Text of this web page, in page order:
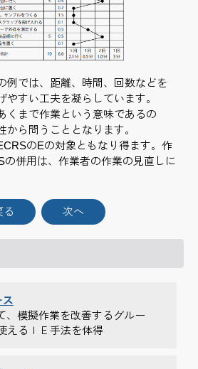
例では、距離、時間、回数などを
やすい工夫を凝らしています。
くまで作業という意味であるの
から問うこととなります。
のEの対象ともなり得ます。作
の併用は、作業者の作業の見直しに
る 次へ
ス
、模擬作業を改善するグルー
えるＩＥ手法を体得